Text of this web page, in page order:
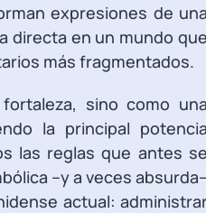
expresiones de una
directa en un mundo que
más fragmentados.
sino como una
la principal potencia
las reglas que antes se
–y a veces absurda–
actual: